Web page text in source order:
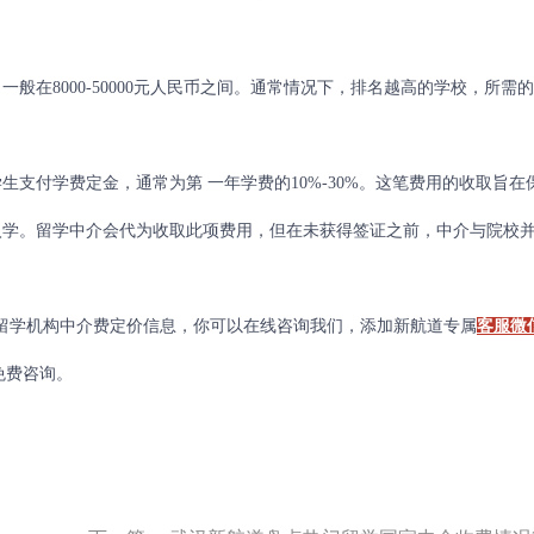
在8000-50000元人民币之间。通常情况下，排名越高的学校，所需
付学费定金，通常为第 一年学费的10%-30%。这笔费用的收取旨在
。留学中介会代为收取此项费用，但在未获得签证之前，中介与院校
构中介费定价信息，你可以在线咨询我们，添加新航道专属客服微
费咨询。